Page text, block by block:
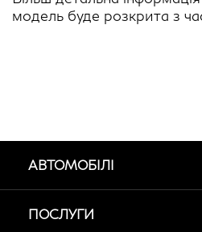
модель буде розкрита з
АВТОМОБІЛІ
ПОСЛУГИ